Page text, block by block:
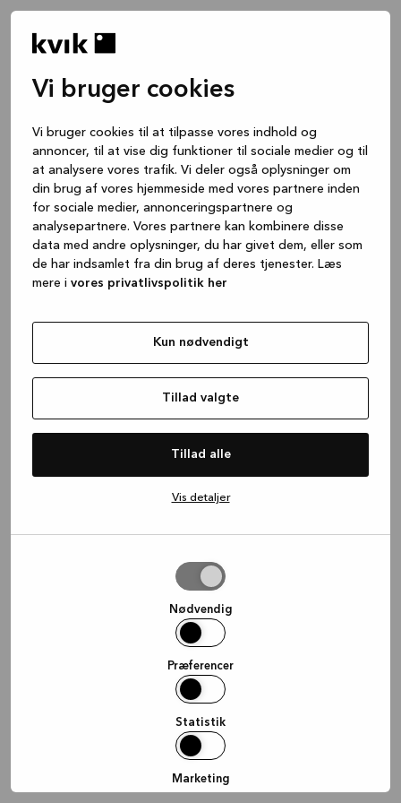
Vi bruger cookies
Vi bruger cookies til at tilpasse vores indhold og
annoncer, til at vise dig funktioner til sociale medier og til
at analysere vores trafik. Vi deler også oplysninger om
din brug af vores hjemmeside med vores partnere inden
for sociale medier, annonceringspartnere og
analysepartnere. Vores partnere kan kombinere disse
data med andre oplysninger, du har givet dem, eller som
de har indsamlet fra din brug af deres tjenester. Læs
mere i vores privatlivspolitik her
Kun nødvendigt
Tillad valgte
Tillad alle
Vis detaljer
Nødvendig
Præferencer
Statistik
Marketing
(see the browser console for more
information).